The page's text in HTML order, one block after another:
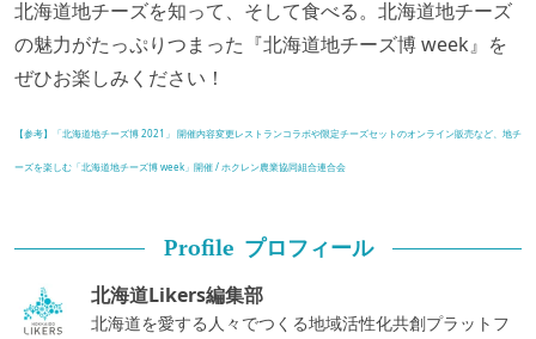
北海道地チーズを知って、そして食べる。北海道地チーズ
の魅力がたっぷりつまった『北海道地チーズ博 week』を
ぜひお楽しみください！
【参考】「北海道地チーズ博 2021」 開催内容変更レストランコラボや限定チーズセットのオンライン販売など、地チ
ーズを楽しむ「北海道地チーズ博 week」開催 / ホクレン農業協同組合連合会
Profile プロフィール
北海道Likers編集部
北海道を愛する人々でつくる地域活性化共創プラットフ